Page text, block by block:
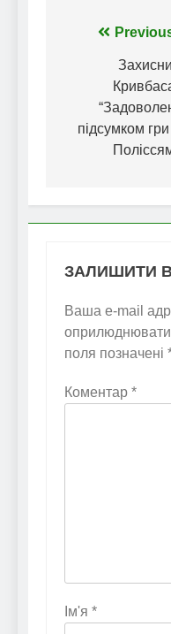
Навігація
записів
підсумком гри
ЗАЛИШИТИ
Ваша e-mail
поля позначені
Коментар *
Ім'я *